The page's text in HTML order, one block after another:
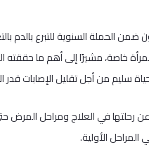
الحملة السنوية للتبرع بالدم
خاصة، مشيرًا إلى أهم ما
سليم من أجل تقليل الإصابات قدر
في العلاج ومراحل المرض
الأولية.